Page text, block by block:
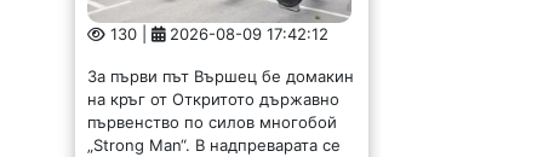
130 | 2026-08-09 17:42:12
За първи път Вършец бе домакин
на кръг от Откритото държавно
първенство по силов многобой
„Strong Man“. В надпреварата се